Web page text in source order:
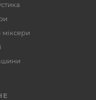
міксери